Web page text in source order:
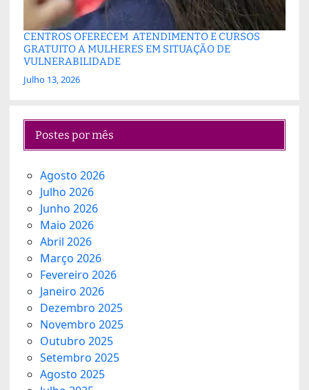
CENTROS OFERECEM ATENDIMENTO E CURSOS
GRATUITO A MULHERES EM SITUAÇÃO DE
VULNERABILIDADE
Julho 13, 2026
Postes por mês
Agosto 2026
Julho 2026
Junho 2026
Maio 2026
Abril 2026
Março 2026
Fevereiro 2026
Janeiro 2026
Dezembro 2025
Novembro 2025
Outubro 2025
Setembro 2025
Agosto 2025